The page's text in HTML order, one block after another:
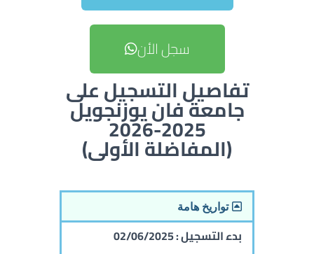
سجل الأن
تفاصيل التسجيل على
جامعة فان يوزنجويل
2025-2026
(المفاضلة الأولى)
تواريخ هامة
بدء التسجيل :02/06/2025